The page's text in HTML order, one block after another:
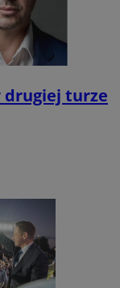
drugiej turze